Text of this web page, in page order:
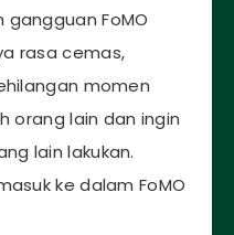
FoMO
rasa cemas,
momen
orang lain dan ingin
lain lakukan.
ke dalam FoMO